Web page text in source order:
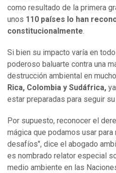
como resultado de la primera
unos 110 países l o han
constitucionalmente.
Si bien su impacto varía en
poderoso baluarte contra una
destrucción ambiental en
Rica, Colombia y Sudáfrica,
estar preparadas para seguir
Por supuesto, reconocer el
mágica que podamos usar
desafíos", dice el abogado
es nombrado relator especial
medio ambiente en las